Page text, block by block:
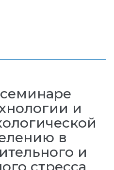
и
в
и
стресса